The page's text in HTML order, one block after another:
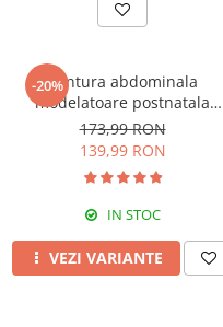
-20%Centura abdominala
modelatoare postnatala
PREMIUM, prindere velcro,
Black
173,99 RON
139,99 RON
IN STOC
VEZI VARIANTE